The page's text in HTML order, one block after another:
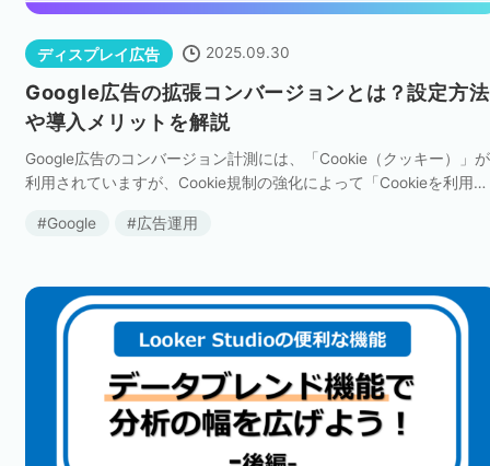
ディスプレイ広告 2025.09.30
Google広告の拡張コンバージョンとは？設定方法
や導入メリットを解説
Google広告のコンバージョン計測には、「Cookie（クッキー）」が
利用されていますが、Cookie規制の強化によって「Cookieを利用で
ースが増えていま […]
Google 広告運用